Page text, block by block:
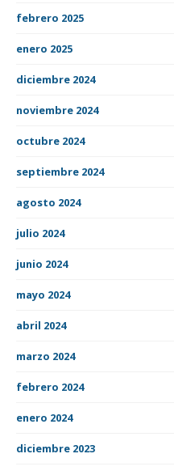
febrero 2025
enero 2025
diciembre 2024
noviembre 2024
octubre 2024
septiembre 2024
agosto 2024
julio 2024
junio 2024
mayo 2024
abril 2024
marzo 2024
febrero 2024
enero 2024
diciembre 2023